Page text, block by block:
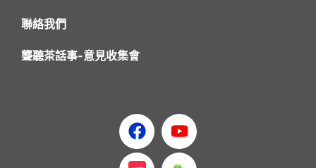
聯絡我們
聾聽茶話事-意見收集會